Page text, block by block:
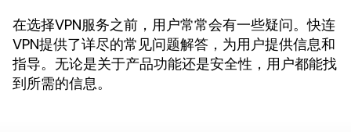
在选择VPN服务之前，用户常常会有一些疑问。快连
VPN提供了详尽的常见问题解答，为用户提供信息和
指导。无论是关于产品功能还是安全性，用户都能找
到所需的信息。